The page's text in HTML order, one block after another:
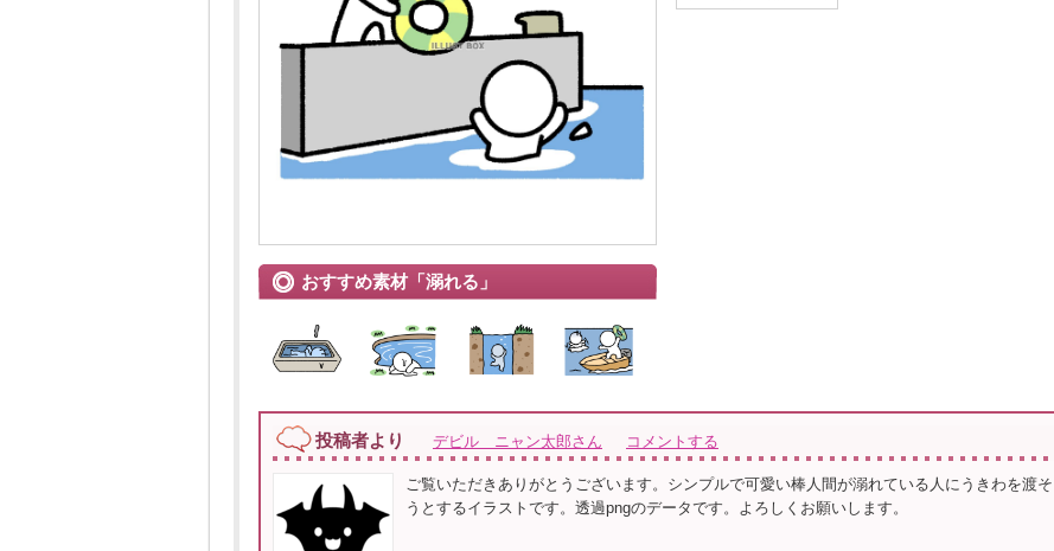
おすすめ素材「溺れる」
投稿者より デビル ニャン太郎さん コメントする
ご覧いただきありがとうございます。シンプルで可愛い棒人間が溺れている人にうきわを渡そ
うとするイラストです。透過pngのデータです。よろしくお願いします。